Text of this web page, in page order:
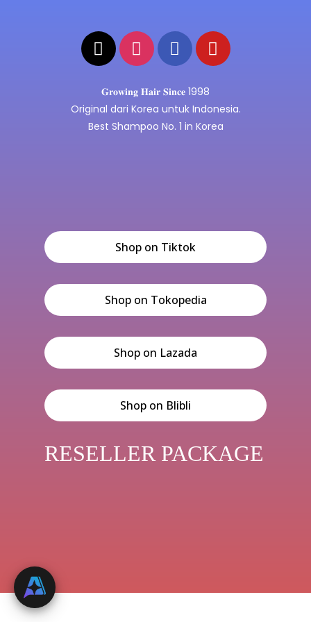
𝐆𝐫𝐨𝐰𝐢𝐧𝐠 𝐇𝐚𝐢𝐫 𝐒𝐢𝐧𝐜𝐞 1998
Original dari Korea untuk Indonesia.
Best Shampoo No. 1 in Korea
Shop on Tiktok
Shop on Tokopedia
Shop on Lazada
Shop on Blibli
RESELLER PACKAGE